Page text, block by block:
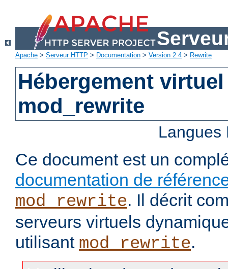
Apache > Serveur HTTP > Documentation > Version 2.4 > Rewrite
Hébergement
mod_rewrite
Ce document est un
documentation de
mod_rewrite. Il décrit
serveurs virtuels
utilisant mod_rewrite.